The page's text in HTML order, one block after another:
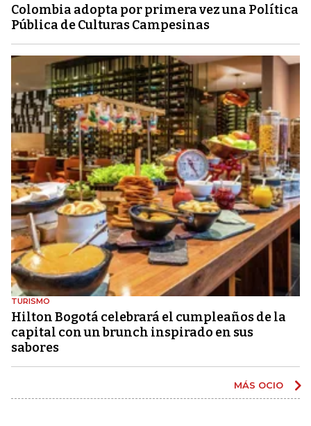
Colombia adopta por primera vez una Política
Pública de Culturas Campesinas
TURISMO
Hilton Bogotá celebrará el cumpleaños de la
capital con un brunch inspirado en sus
sabores
MÁS OCIO